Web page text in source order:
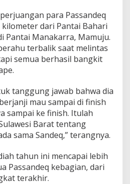
para Passandeq
dari Pantai Bahari
Pantai Manakarra, Mamuju.
terbalik saat melintas
semua berhasil bangkit
tanggung jawab bahwa dia
mau sampai di finish
sampai ke finish. Itulah
Barat tentang
sama Sandeq,” terangnya.
tahun ini mencapai lebih
Passandeq kebagian, dari
terakhir.